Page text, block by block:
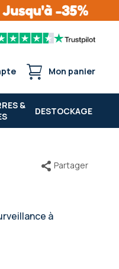
Mon panier
&
DESTOCKAGE
à
Partager